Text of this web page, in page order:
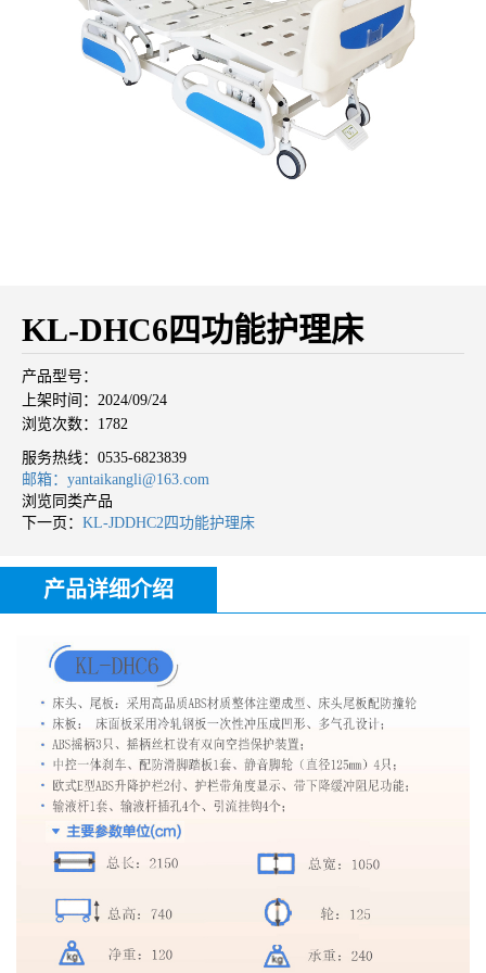
KL-DHC6四功能护理床
产品型号：
上架时间：2024/09/24
浏览次数：1782
服务热线： 0535-6823839
邮箱：yantaikangli@163.com
浏览同类产品
下一页： KL-JDDHC2四功能护理床
产品详细介绍